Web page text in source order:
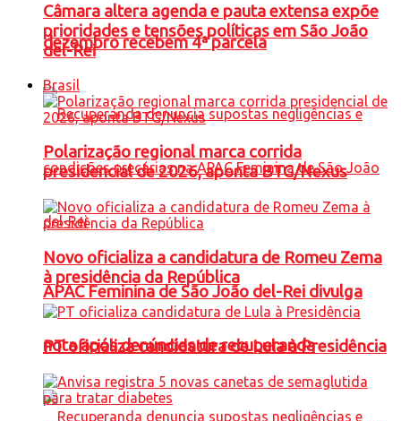
dezembro recebem 4ª parcela
APAC Feminina de São João del-Rei divulga
nota após denúncias de recuperanda
Câmara altera agenda e pauta extensa expõe
prioridades e tensões políticas em São João
del-Rei
Brasil
Polarização regional marca corrida
presidencial de 2026, aponta BTG/Nexus
Novo oficializa a candidatura de Romeu Zema
à presidência da República
PT oficializa candidatura de Lula à Presidência